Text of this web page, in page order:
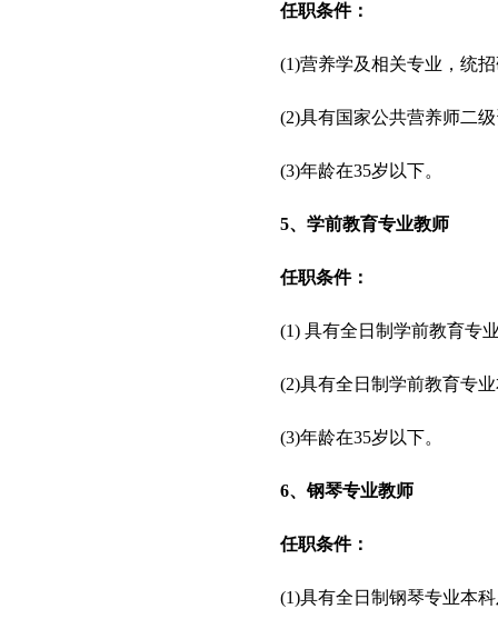
任职条件：
(1)营养学及相关专业，统
(2)具有国家公共营养师二
(3)年龄在35岁以下。
5、学前教育专业教师
任职条件：
(1) 具有全日制学前教育专
(2)具有全日制学前教育专
(3)年龄在35岁以下。
6、钢琴专业教师
任职条件：
(1)具有全日制钢琴专业本